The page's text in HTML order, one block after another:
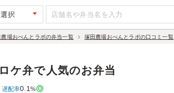
択
農場おべんとラボの弁当一覧 塚田農場おべんとラボの口コミ一覧
ケ弁で人気のお弁当
遅配率0.1 %